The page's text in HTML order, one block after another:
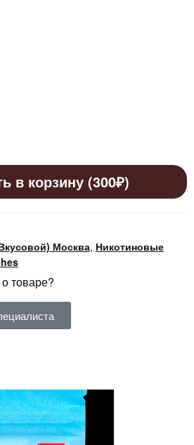
в корзину (300₽)
Москва, Никотиновые
товаре?